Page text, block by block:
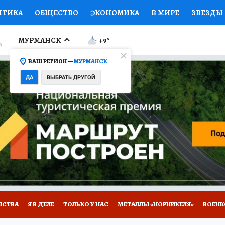
ОБЩЕСТВО ЭКОНОМИКА В МИРЕ ЗВЕЗДЫ
ПРОИСШЕСТВИЯ
ОТКРЫВАЕМ МИР Я ЗНАЮ СЕМЬЯ ЖЕНСКИЕ
ПРОМОКОДЫ СЕРИАЛЫ СПЕЦПРОЕКТЫ
КОЛЛЕКЦИИ КОНКУРСЫ РАБОТА У НАС
САЙТЕ
МУРМАНСК
ВАШ РЕГИОН —МУРМАНСК
ДА ВЫБРАТЬ ДРУГОЙ
+9°
Я В ДЕЛЕ ТОЛЬКО У НАС МЕТАЛЛЫ «НОРНИКЕЛЯ»